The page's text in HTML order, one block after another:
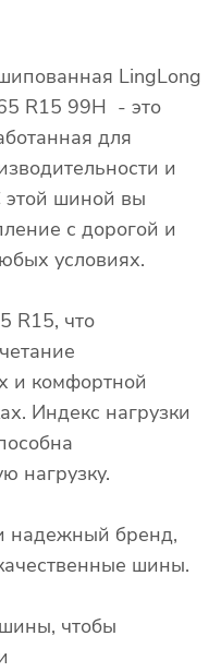
LingLong
R15 99H - это
для
и
этой шиной вы
с дорогой и
условиях.
R15, что
и комфортной
Индекс нагрузки
нагрузку.
надежный бренд,
шины.
чтобы